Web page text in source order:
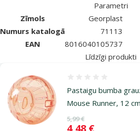
Parametri
Zīmols
Georplast
Numurs katalogā
71113
EAN
8016040105737
Līdzīgi produkti
Pastaigu bumba
Mouse Runner, 12 cm
Oriģinālā cena
5,99 €
Cena